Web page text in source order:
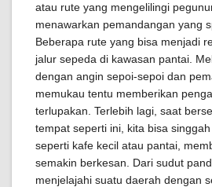
atau rute yang mengelilingi
menawarkan pemandangan yang
Beberapa rute yang bisa menjadi
jalur sepeda di kawasan pantai.
dengan angin sepoi-sepoi dan
memukau tentu memberikan
terlupakan. Terlebih lagi, saat
tempat seperti ini, kita bisa
seperti kafe kecil atau pantai,
semakin berkesan. Dari sudut
menjelajahi suatu daerah dengan